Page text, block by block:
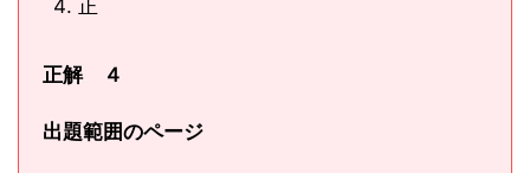
正
正解 ４
出題範囲のページ